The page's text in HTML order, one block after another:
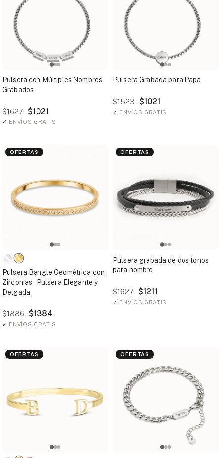
Pulsera con Múltiples Nombres
Grabados
$1627 $1021
✓ ENVÍOS GRATIS
Pulsera Grabada para Papá
$1523 $1021
✓ ENVÍOS GRATIS
OFERTAS
Pulsera Bangle Geométrica con
Zirconias – Pulsera Elegante y
Delgada
$1886 $1384
✓ ENVÍOS GRATIS
OFERTAS
Pulsera grabada de dos tonos
para hombre
$1627 $1211
✓ ENVÍOS GRATIS
OFERTAS OFERTAS